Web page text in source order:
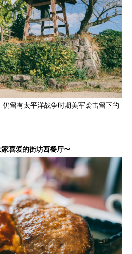
仍留有太平洋战争时期美军袭击留下的
喜爱的街坊西餐厅〜